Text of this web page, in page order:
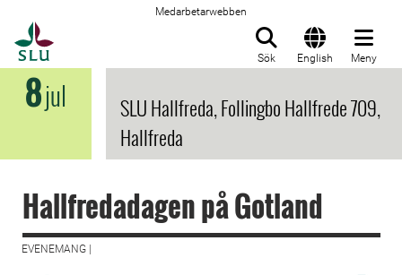
Medarbetarwebben
Sök English Meny
8jul
SLU Hallfreda, Follingbo Hallfrede 709,
Hallfreda
Hallfredadagen på Gotland
EVENEMANG |